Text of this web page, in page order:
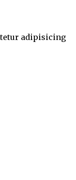
adipisicing